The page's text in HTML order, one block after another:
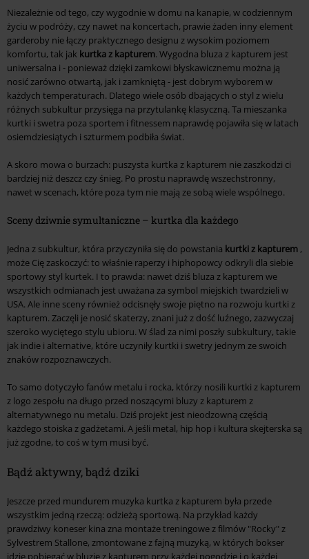
Niezależnie od tego, czy wygodnie w domu na kanapie, w codziennym
życiu w podróży, czy nawet na koncertach, prawie żaden inny element
garderoby nie łączy praktycznego designu z wysokim poziomem
komfortu, tak jak kurtka z kapturem. Wygodna bluza z kapturem jest
uniwersalna i - ponieważ dzięki zamkowi błyskawicznemu można ją
nosić zarówno otwartą, jak i zamkniętą - jest dobrym wyborem w
każdych temperaturach. Dlatego wiele osób dbających o styl z wielu
różnych subkultur przysięga na przytulankę klasyczną. Ta mieszanka
kurtki i swetra poza sportem i fitnessem naprawdę pojawiła się w latach
osiemdziesiątych i szturmem podbiła świat.
A skoro mowa o burzach: puszysta kurtka z kapturem nie zaszkodzi ci
bardziej niż deszcz czy śnieg. Po prostu naprawdę wszechstronny,
nawet w scenach, które poza tym nie mają ze sobą wiele wspólnego.
Sceny dziwnie symultaniczne – kurtka dla każdego
Jedna z subkultur, która przyczyniła się do powstania kurtki z kapturem ,
może Cię zaskoczyć: to właśnie raperzy i hiphopowcy odkryli dla siebie
sportowy styl kurtek. I to prawda: nawet dziś bluza z kapturem we
wszystkich odmianach jest uważana za symbol miejskich twardzieli w
USA. Ale inne sceny również odcisnęły swoje piętno na rozwoju kurtki z
kapturem. Zaczęli je nosić skaterzy, znani już z dość luźnego, zazwyczaj
szeroko wyciętego stylu ubioru. W ślad za nimi poszły subkultury, takie
jak indie i alternative, które uczyniły kurtki i swetry jednym ze swoich
znaków rozpoznawczych.
To samo dotyczyło fanów metalu i rocka, którzy nosili kurtki z kapturem
z logo zespołu na długo przed noszącymi bluzy z kapturem z
alternatywnego nu metalu. Dziś projekt jest nieodzowną częścią
każdego stoiska z gadżetami. A jeśli metal, hip hop i kultura skejterska są
już zgodne, to coś w tym musi być.
Bądź aktywny, bądź dziki
Jeszcze przed mundurem muzyka kurtka z kapturem była przede
wszystkim jedną rzeczą: odzieżą sportową. Na przykład każdy
prawdziwy koneser kina zna montaże treningowe z filmów "Rocky" z
Sylvestrem Stallone, zmontowane z fajną muzyką, w których bokser
idzie pobiegać w bluzie z kapturem przy każdej pogodzie i o każdej